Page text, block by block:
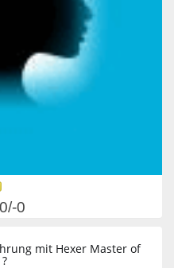
0
mit Hexer Master of